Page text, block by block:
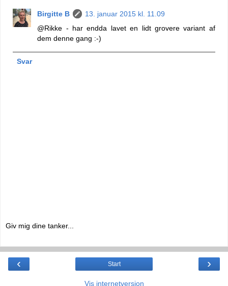
Birgitte B
13. januar 2015 kl. 11.09
@Rikke - har endda lavet en lidt grovere variant af
dem denne gang :-)
Svar
Giv mig dine tanker...
‹ ›
Start
Vis internetversion